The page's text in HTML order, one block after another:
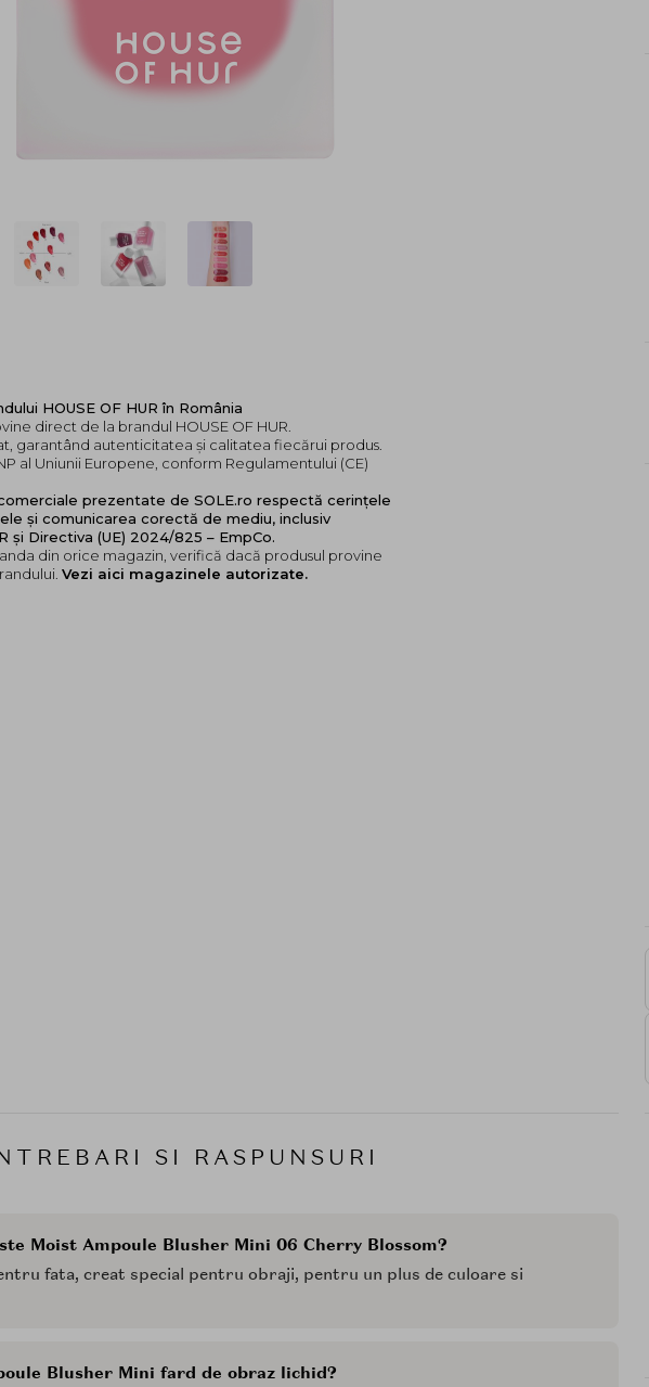
HOUSE OF HUR în România
direct de la brandul HOUSE OF HUR.
garantând autenticitatea și calitatea fiecărui produs.
al Uniunii Europene, conform Regulamentului (CE)
prezentate de SOLE.ro respectă cerințele
și comunicarea corectă de mediu, inclusiv
și Directiva (UE) 2024/825 – EmpCo.
din orice magazin, verifică dacă produsul provine
Vezi aici magazinele autorizate.
SI RASPUNSURI
Moist Ampoule Blusher Mini 06 Cherry Blossom?
fata, creat special pentru obraji, pentru un plus de culoare si
Blusher Mini fard de obraz lichid?